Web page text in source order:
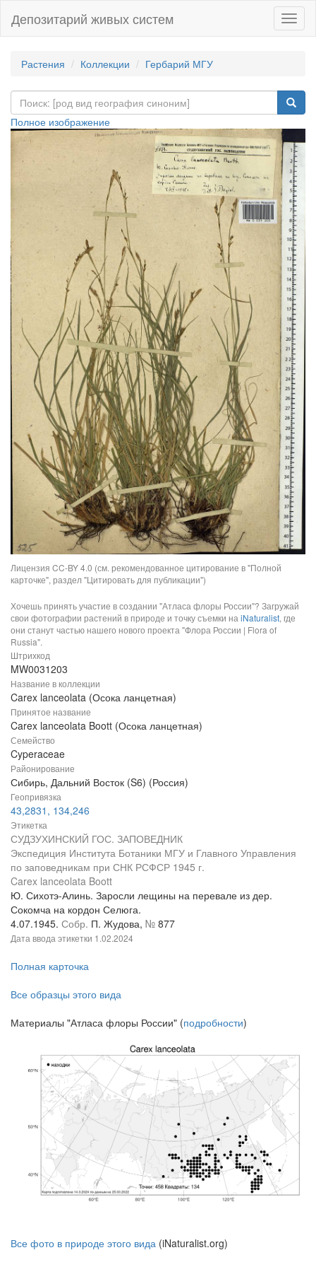
Депозитарий живых систем
Растения Коллекции Гербарий МГУ
Полное изображение
Лицензия CC-BY 4.0 (см. рекомендованное цитирование в "Полной
карточке", раздел "Цитировать для публикации")
Хочешь принять участие в создании "Атласа флоры России"? Загружай
свои фотографии растений в природе и точку съемки на iNaturalist, где
они станут частью нашего нового проекта "Флора России | Flora of
Russia".
Штрихкод
MW0031203
Название в коллекции
Carex lanceolata (Осока ланцетная)
Принятое название
Carex lanceolata Boott (Осока ланцетная)
Семейство
Cyperaceae
Районирование
Сибирь, Дальний Восток (S6) (Россия)
Геопривязка
43,2831, 134,246
Этикетка
СУДЗУХИНСКИЙ ГОС. ЗАПОВЕДНИК
Экспедиция Института Ботаники МГУ и Главного Управления
по заповедникам при СНК РСФСР 1945 г.
Carex lanceolata Boott
Ю. Сихотэ-Алинь. Заросли лещины на перевале из дер.
Сокомча на кордон Селюга.
4.07.1945. Собр. П. Жудова, № 877
Дата ввода этикетки 1.02.2024
Полная карточка
Все образцы этого вида
Материалы "Атласа флоры России" (подробности)
Все фото в природе этого вида (iNaturalist.org)